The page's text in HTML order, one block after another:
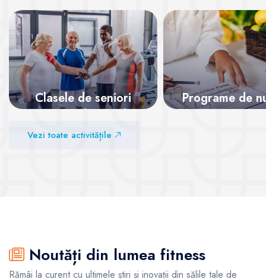
Clasele de seniori
pentru o viață activă
Programe de
Vezi toate activitățile
Noutăți din lumea fitness
Rămâi la curent cu ultimele știri și inovații din sălile tale de